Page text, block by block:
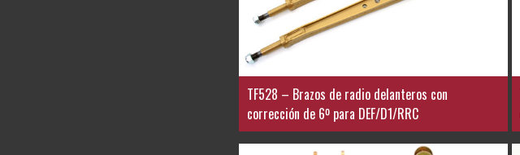
TF528 – Brazos de radio delanteros con
corrección de 6º para DEF/D1/RRC